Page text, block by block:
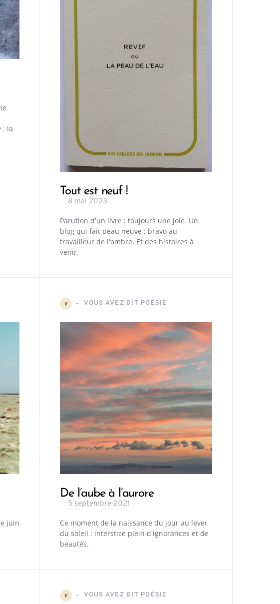
: la
Tout est neuf !
8 mai 2023
Parution d'un livre : toujours une joie. Un
blog qui fait peau neuve : bravo au
travailleur de l'ombre. Et des histoires à
venir.
juin
V VOUS AVEZ DIT POÉSIE
De l’aube à l’aurore
5 septembre 2021
Ce moment de la naissance du jour au lever
du soleil : interstice plein d'ignorances et de
beautés.
V VOUS AVEZ DIT POÉSIE